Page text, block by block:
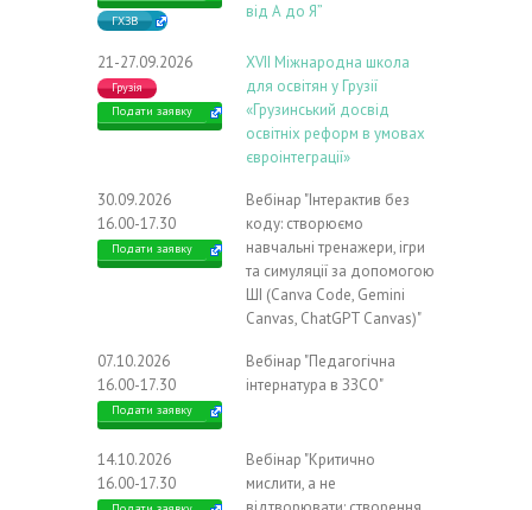
ГХЗВ
від А до Я”
21-27.09.2026
Грузія
Подати заявку
ХVIІ Міжнародна школа
для освітян у Грузії
«Грузинський досвід
освітніх реформ в умовах
євроінтеграції»
30.09.2026
16.00-17.30
Подати заявку
Вебінар "Інтерактив без
коду: створюємо
навчальні тренажери, ігри
та симуляції за допомогою
ШІ (Canva Code, Gemini
Canvas, ChatGPT Canvas)"
07.10.2026
16.00-17.30
Подати заявку
Вебінар "Педагогічна
інтернатура в ЗЗСО"
14.10.2026
16.00-17.30
Вебінар "Критично
мислити, а не